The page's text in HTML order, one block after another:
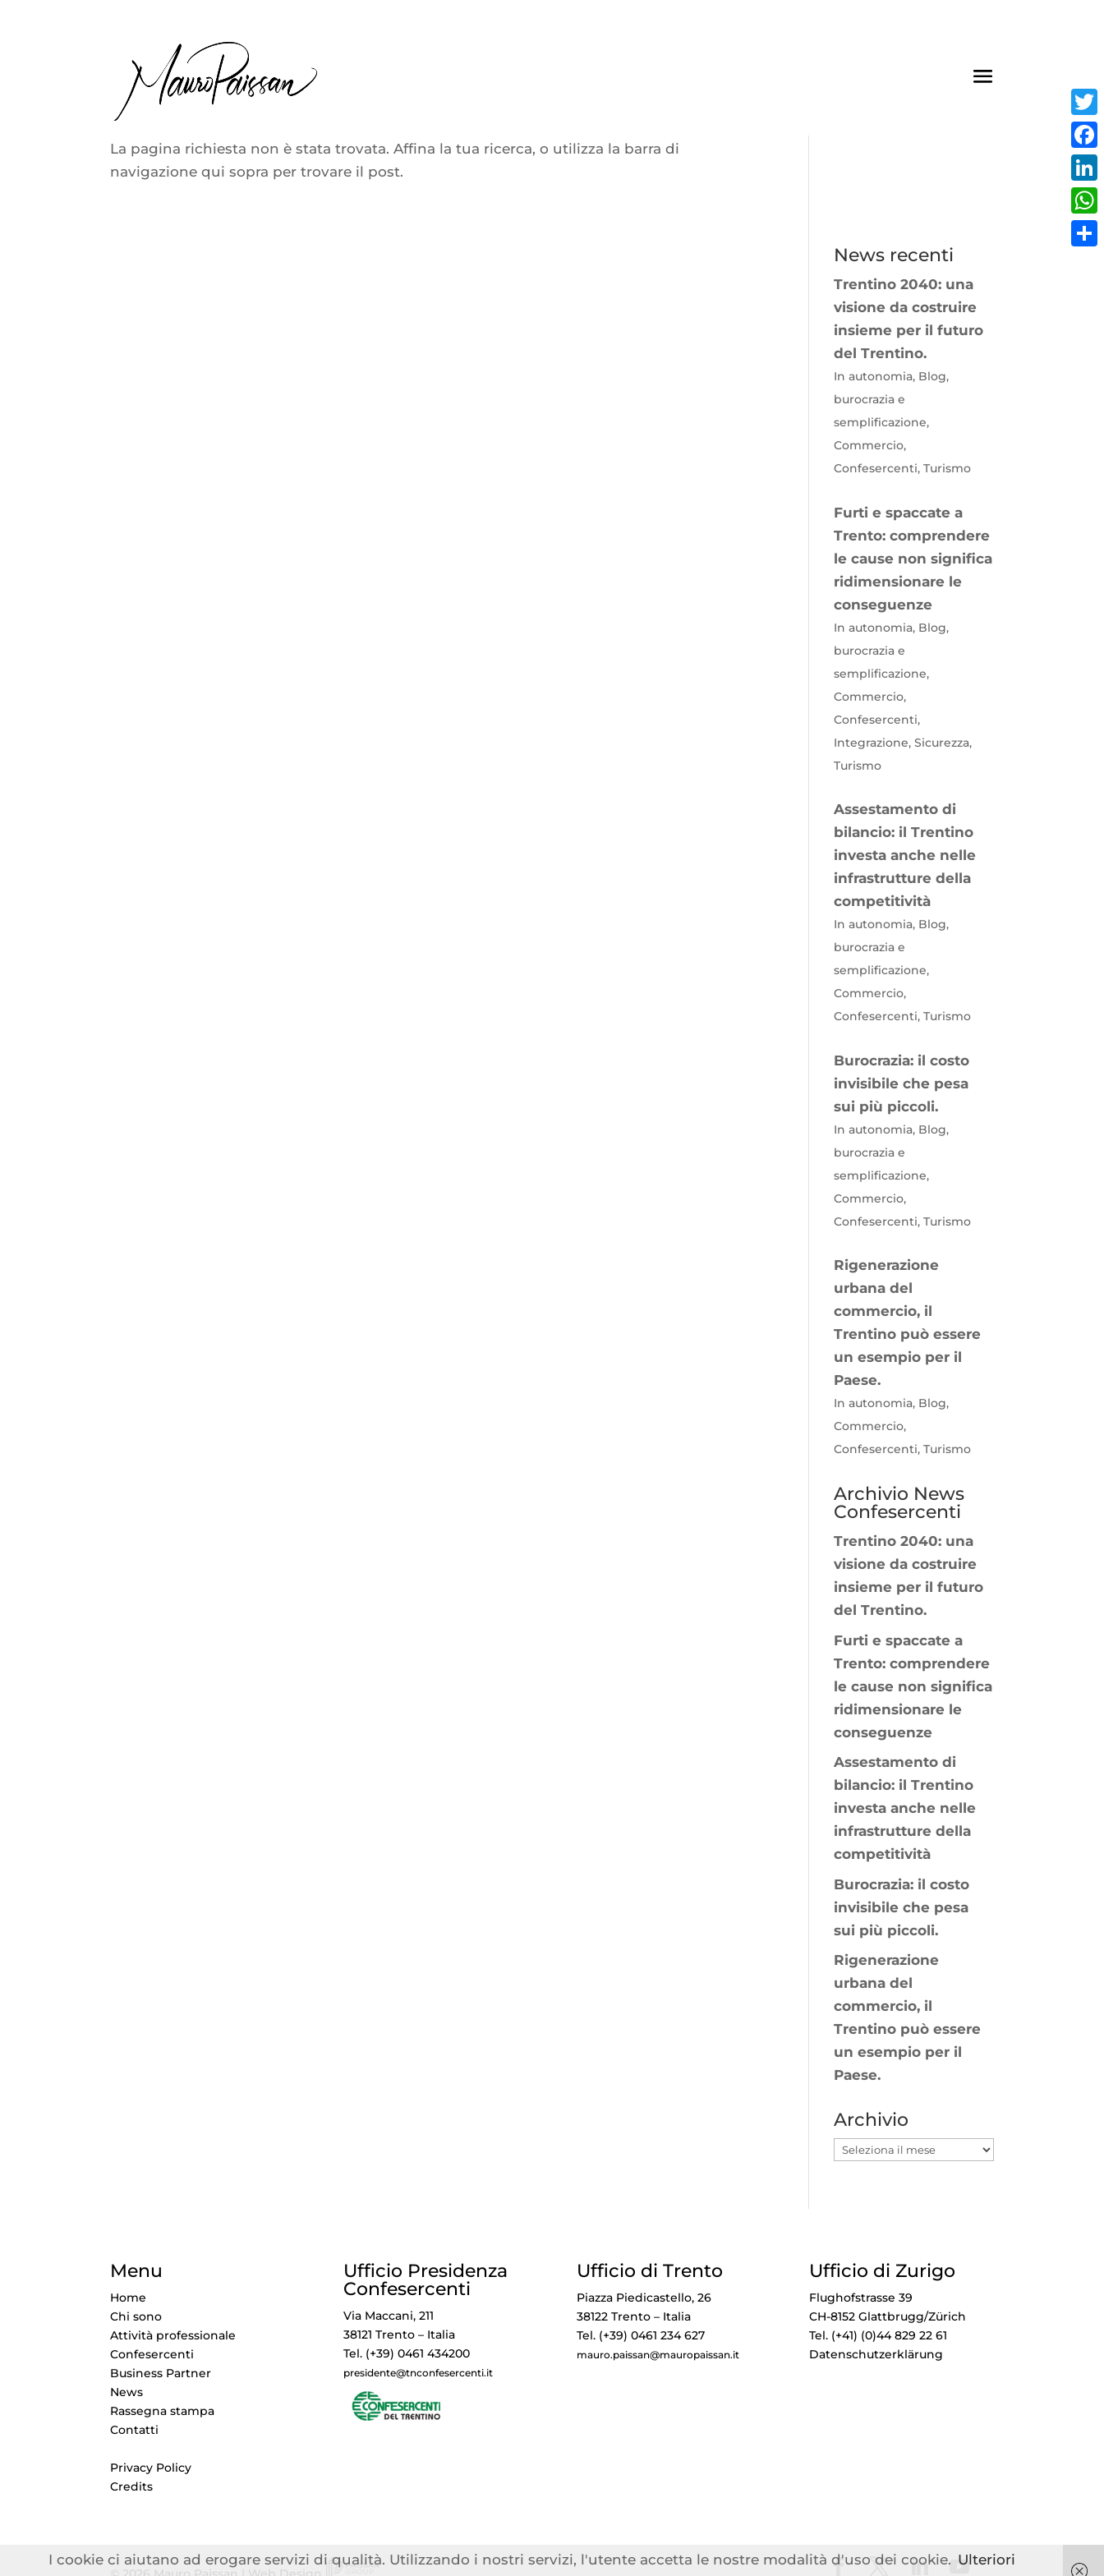
Nessun risultato
La pagina richiesta non è stata trovata. Affina la tua ricerca, o utilizza la barra di
navigazione qui sopra per trovare il post.
News recenti
Trentino 2040: una
visione da costruire
insieme per il futuro
del Trentino.
In autonomia, Blog,
burocrazia e
semplificazione,
Commercio,
Confesercenti, Turismo
Furti e spaccate a
Trento: comprendere
le cause non significa
ridimensionare le
conseguenze
In autonomia, Blog,
burocrazia e
semplificazione,
Commercio,
Confesercenti,
Integrazione, Sicurezza,
Turismo
Assestamento di
bilancio: il Trentino
investa anche nelle
infrastrutture della
competitività
In autonomia, Blog,
burocrazia e
semplificazione,
Commercio,
Confesercenti, Turismo
Burocrazia: il costo
invisibile che pesa
sui più piccoli.
In autonomia, Blog,
burocrazia e
semplificazione,
Commercio,
Confesercenti, Turismo
Rigenerazione
urbana del
commercio, il
Trentino può essere
un esempio per il
Paese.
In autonomia, Blog,
Commercio,
Confesercenti, Turismo
Archivio News
Confesercenti
Trentino 2040: una
visione da costruire
insieme per il futuro
del Trentino.
Furti e spaccate a
Trento: comprendere
le cause non significa
ridimensionare le
conseguenze
Assestamento di
bilancio: il Trentino
investa anche nelle
infrastrutture della
competitività
Burocrazia: il costo
invisibile che pesa
sui più piccoli.
Rigenerazione
urbana del
commercio, il
Trentino può essere
un esempio per il
Paese.
Archivio
Archivio
Menu
Home
Chi sono
Attività professionale
Confesercenti
Business Partner
News
Rassegna stampa
Contatti
Privacy Policy
Credits
Ufficio Presidenza
Confesercenti
Via Maccani, 211
38121 Trento – Italia
Tel. (+39) 0461 434200
presidente@tnconfesercenti.it
Ufficio di Trento
Piazza Piedicastello, 26
38122 Trento – Italia
Tel. (+39) 0461 234 627
mauro.paissan@mauropaissan.it
Ufficio di Zurigo
Flughofstrasse 39
CH-8152 Glattbrugg/Zürich
Tel. (+41) (0)44 829 22 61
Datenschutzerklärung
I cookie ci aiutano ad erogare servizi di qualità. Utilizzando i nostri servizi, l'utente accetta le nostre modalità d'uso dei cookie. Ulteriori